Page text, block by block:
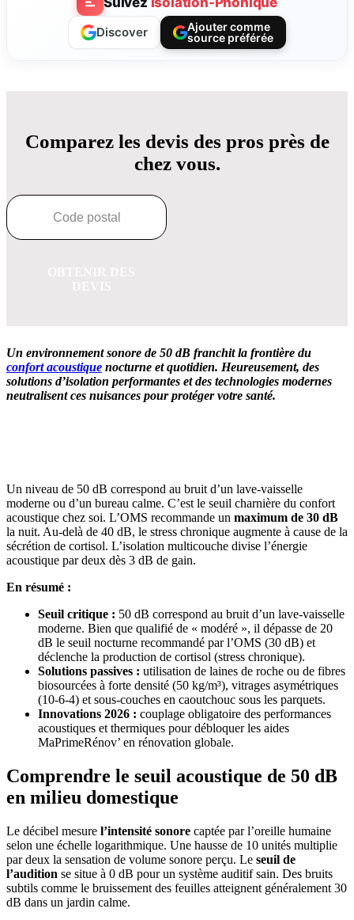
Discover
Ajouter comme
source préférée
Comparez les devis des pros près de
chez vous.
Un environnement sonore de 50 dB franchit la frontière du
confort acoustique nocturne et quotidien. Heureusement, des
solutions d’isolation performantes et des technologies modernes
neutralisent ces nuisances pour protéger votre santé.
Un niveau de 50 dB correspond au bruit d’un lave-vaisselle
moderne ou d’un bureau calme. C’est le seuil charnière du confort
acoustique chez soi. L’OMS recommande un maximum de 30 dB
la nuit. Au-delà de 40 dB, le stress chronique augmente à cause de la
sécrétion de cortisol. L’isolation multicouche divise l’énergie
acoustique par deux dès 3 dB de gain.
En résumé :
Seuil critique : 50 dB correspond au bruit d’un lave-vaisselle
moderne. Bien que qualifié de « modéré », il dépasse de 20
dB le seuil nocturne recommandé par l’OMS (30 dB) et
déclenche la production de cortisol (stress chronique).
Solutions passives : utilisation de laines de roche ou de fibres
biosourcées à forte densité (50 kg/m³), vitrages asymétriques
(10-6-4) et sous-couches en caoutchouc sous les parquets.
Innovations 2026 : couplage obligatoire des performances
acoustiques et thermiques pour débloquer les aides
MaPrimeRénov’ en rénovation globale.
Comprendre le seuil acoustique de 50 dB
en milieu domestique
Le décibel mesure l’intensité sonore captée par l’oreille humaine
selon une échelle logarithmique. Une hausse de 10 unités multiplie
par deux la sensation de volume sonore perçu. Le seuil de
l’audition se situe à 0 dB pour un système auditif sain. Des bruits
subtils comme le bruissement des feuilles atteignent généralement 30
dB dans un jardin calme.